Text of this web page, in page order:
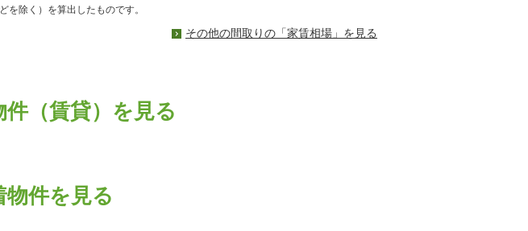
除く）を算出したものです。
その他の間取りの「家賃相場」を見る
（賃貸）を見る
件を見る